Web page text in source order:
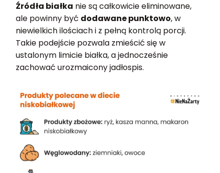
Źródła białka nie są całkowicie eliminowane,
ale powinny być dodawane punktowo, w
niewielkich ilościach i z pełną kontrolą porcji.
Takie podejście pozwala zmieścić się w
ustalonym limicie białka, a jednocześnie
zachować urozmaicony jadłospis.